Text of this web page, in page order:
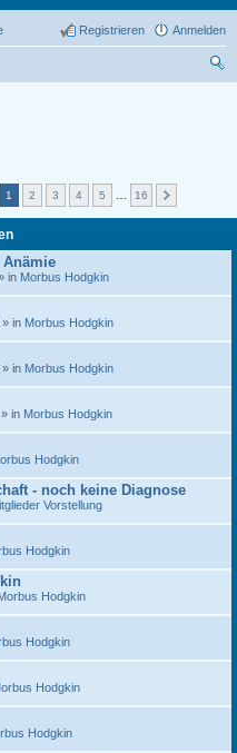
Anmelden
Registrieren
1 2 3 4 5 16
in Morbus Hodgkin
in Morbus Hodgkin
in Morbus Hodgkin
in Morbus Hodgkin
Hodgkin
- noch keine Diagnose
Vorstellung
Hodgkin
Hodgkin
Hodgkin
Hodgkin
Hodgkin